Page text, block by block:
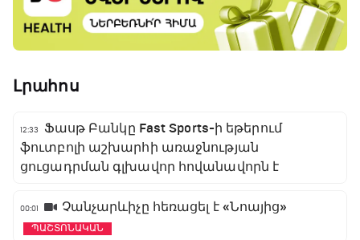
Լրահոս
12:33
Ֆասթ Բանկը Fast Sports-ի եթերում
ֆուտբոլի աշխարհի առաջնության
ցուցադրման գլխավոր հովանավորն է
00:01 Չանչարևիչը հեռացել է «Նոայից»
ՊԱՇՏՈՆԱԿԱՆ